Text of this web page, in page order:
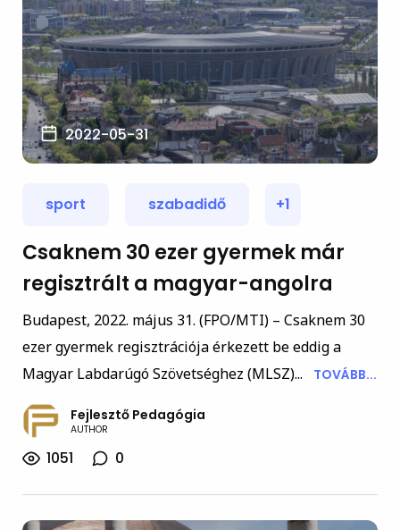
2022-05-31
sport szabadidő +1
Csaknem 30 ezer gyermek már
regisztrált a magyar-angolra
Budapest, 2022. május 31. (FPO/MTI) – Csaknem 30
ezer gyermek regisztrációja érkezett be eddig a
Magyar Labdarúgó Szövetséghez (MLSZ)...
TOVÁBB...
Fejlesztő Pedagógia
AUTHOR
1051 0